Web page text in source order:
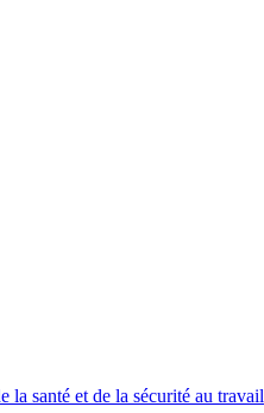
santé et de la sécurité au travail